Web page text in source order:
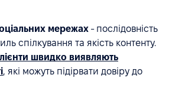
мережах - послідовність
спілкування та якість контенту.
швидко виявляють
, які можуть підірвати довіру до